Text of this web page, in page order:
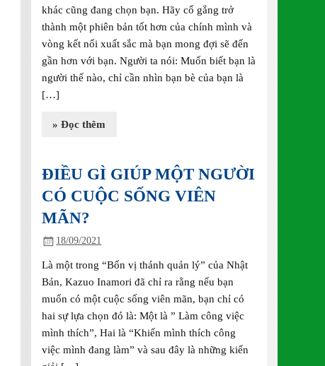
khác cũng đang chọn bạn. Hãy cố gắng trở
thành một phiên bản tốt hơn của chính mình và
vòng kết nối xuất sắc mà bạn mong đợi sẽ đến
gần hơn với bạn. Người ta nói: Muốn biết bạn là
người thế nào, chỉ cần nhìn bạn bè của bạn là
[…]
» Đọc thêm
ĐIỀU GÌ GIÚP MỘT NGƯỜI
CÓ CUỘC SỐNG VIÊN
MÃN?
18/09/2021
Là một trong “Bốn vị thánh quản lý” của Nhật
Bản, Kazuo Inamori đã chỉ ra rằng nếu bạn
muốn có một cuộc sống viên mãn, bạn chỉ có
hai sự lựa chọn đó là: Một là ” Làm công việc
mình thích”, Hai là “Khiến mình thích công
việc mình đang làm” và sau đây là những kiến